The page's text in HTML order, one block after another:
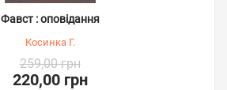
Фавст : оповідання
Косинка Г.
259,00 грн
220,00 грн